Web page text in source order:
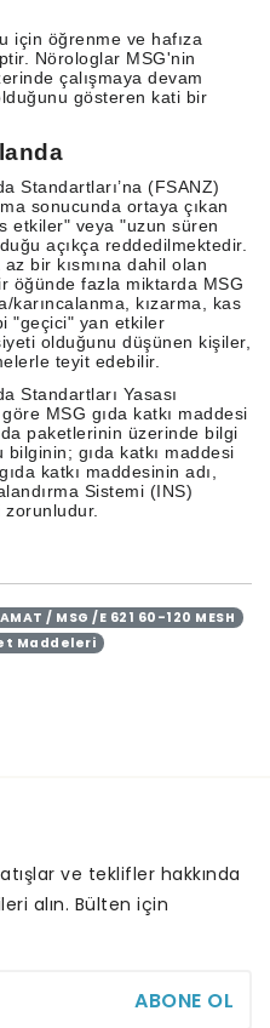
için öğrenme ve hafıza
Nörologlar MSG'nin
çalışmaya devam
gösteren kati bir
Standartları’na (FSANZ)
sonucunda ortaya çıkan
etkiler" veya "uzun süren
açıkça reddedilmektedir.
bir kısmına dahil olan
öğünde fazla miktarda MSG
karıncalanma, kızarma, kas
"geçici" yan etkiler
olduğunu düşünen kişiler,
teyit edebilir.
Standartları Yasası
MSG gıda katkı maddesi
paketlerinin üzerinde bilgi
gıda katkı maddesi
katkı maddesinin adı,
Sistemi (INS)
/ MSG /E 621 60-120 MESH
Maddeleri
ve teklifler hakkında
alın. Bülten için
ABONE OL